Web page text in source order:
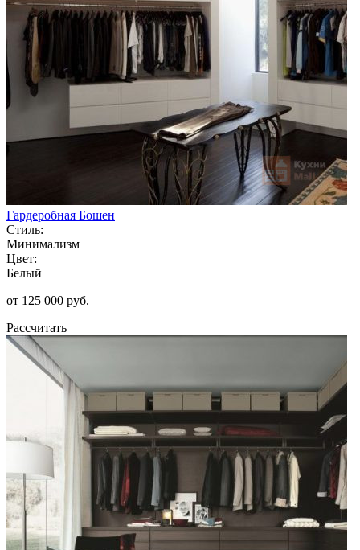
Гардеробная Бошен
Стиль:
Минимализм
Цвет:
Белый
от 125 000 руб.
Рассчитать